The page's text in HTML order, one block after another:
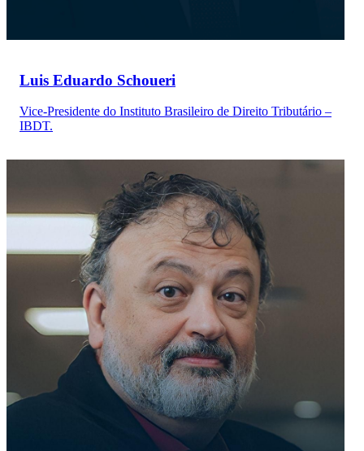
Luis Eduardo Schoueri
Vice-Presidente do Instituto Brasileiro de Direito Tributário –
IBDT.